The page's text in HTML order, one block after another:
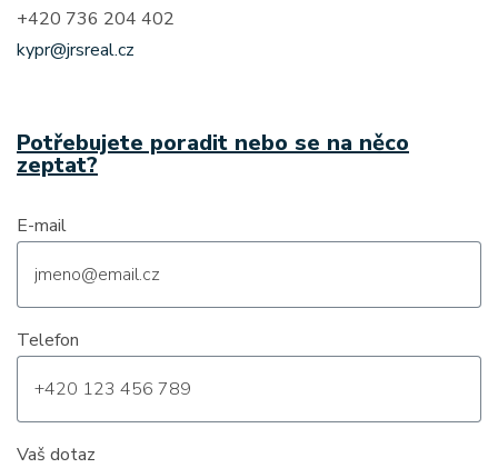
+420 736 204 402
kypr@jrsreal.cz
Potřebujete poradit nebo se na něco
zeptat?
E-mail
Telefon
Vaš dotaz